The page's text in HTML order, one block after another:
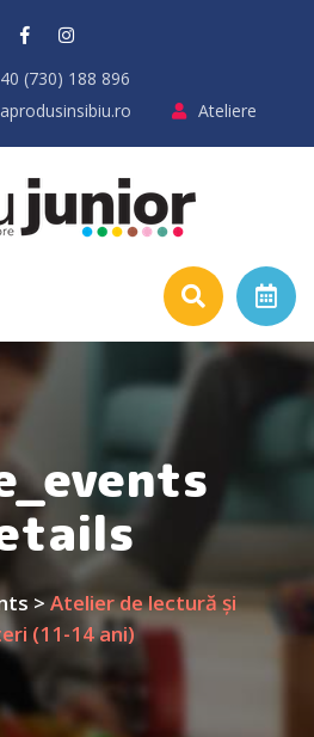
(730) 188 896
Ateliere
> Atelier de lectură și
(11-14 ani)